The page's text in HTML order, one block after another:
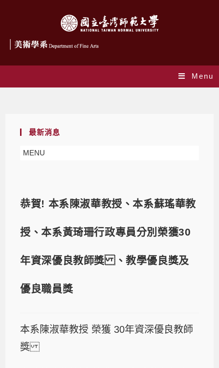
Menu
最新消息
MENU
恭賀! 本系陳淑華教授、本系蘇瑤華教
授、本系黃琦珊行政專員分別榮獲30
年資深優良教師獎 、教學優良獎及
優良職員獎
本系陳淑華教授 榮獲 30年資深優良教師
獎